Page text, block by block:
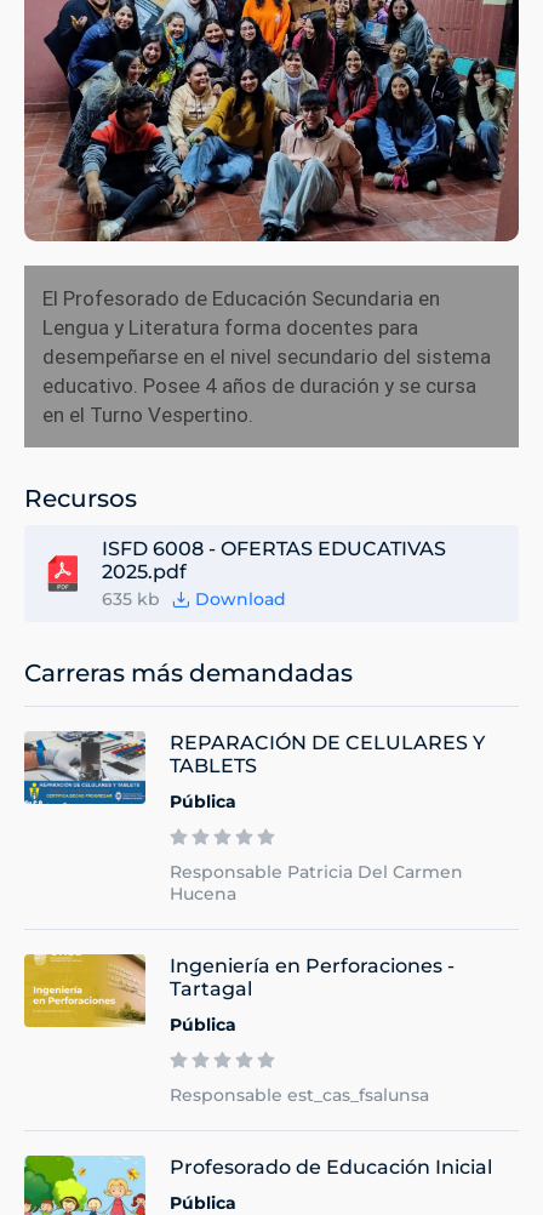
El Profesorado de Educación Secundaria en
Lengua y Literatura forma docentes para
desempeñarse en el nivel secundario del sistema
educativo. Posee 4 años de duración y se cursa
en el Turno Vespertino.
Recursos
ISFD 6008 - OFERTAS EDUCATIVAS
2025.pdf
635 kb Download
Carreras más demandadas
REPARACIÓN DE CELULARES Y
TABLETS
Pública
Responsable Patricia Del Carmen
Hucena
Ingeniería en Perforaciones -
Tartagal
Pública
Responsable est_cas_fsalunsa
Profesorado de Educación Inicial
Pública